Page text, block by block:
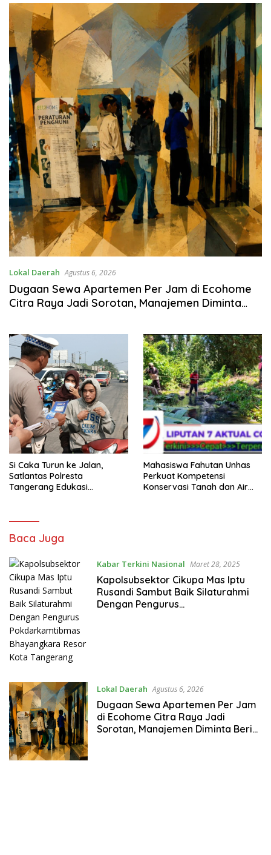
Lokal Daerah Agustus 6, 2026
Dugaan Sewa Apartemen Per Jam di Ecohome
Citra Raya Jadi Sorotan, Manajemen Diminta
Si Caka Turun ke Jalan,
Satlantas Polresta
Tangerang Edukasi
Mahasiswa Fahutan Unhas
Perkuat Kompetensi
Konservasi Tanah dan Air
Liputan
AktualNews
|
Media
Berita
Online
Indonesia
Baca Juga
Kabar Terkini Nasional Maret 28, 2025
Kapolsubsektor Cikupa Mas Iptu
Rusandi Sambut Baik Silaturahmi
Dengan Pengurus
Lokal Daerah Agustus 6, 2026
Dugaan Sewa Apartemen Per Jam
di Ecohome Citra Raya Jadi
Sorotan, Manajemen Diminta Beri